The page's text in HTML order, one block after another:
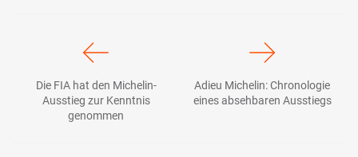
Die FIA hat den Michelin-
Ausstieg zur Kenntnis
genommen
Adieu Michelin: Chronologie
eines absehbaren Ausstiegs